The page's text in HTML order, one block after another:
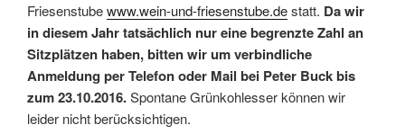
Friesenstubewww.wein-und-friesenstube.destatt. Da wir
in diesem Jahr tatsächlich nur eine begrenzte Zahl an
Sitzplätzen haben, bitten wir um verbindliche
Anmeldung per Telefon oder Mail bei Peter Buck bis
zum 23.10.2016.Spontane Grünkohlesser können wir
leider nicht berücksichtigen.